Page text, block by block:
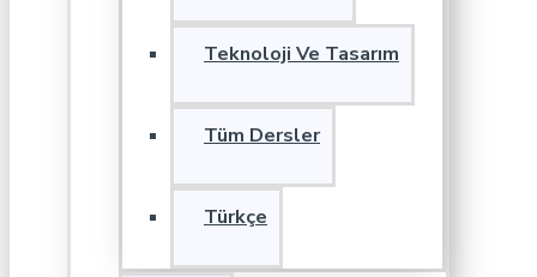
Teknoloji Ve Tasarım
Tüm Dersler
Türkçe